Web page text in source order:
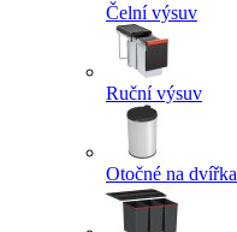
Čelní výsuv
Ruční výsuv
Otočné na dvířka